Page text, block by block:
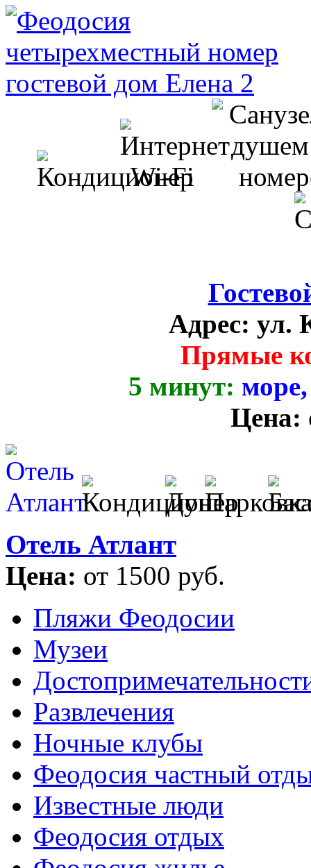
Адрес: ул.
Прямые
5 минут:
Цена:
Отель Атлант
Цена: от 1500 руб.
Пляжи Феодосии
Музеи
Развлечения
Ночные клубы
Феодосия частный
Известные люди
Феодосия отдых